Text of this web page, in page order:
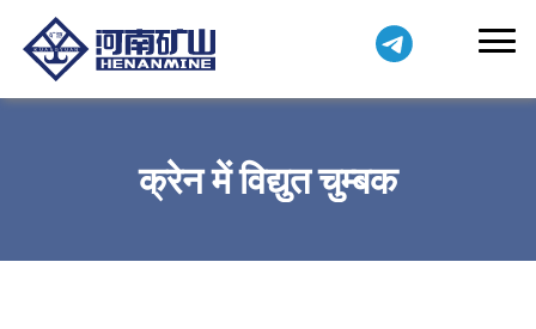
क्रेन में विद्युत चुम्बक